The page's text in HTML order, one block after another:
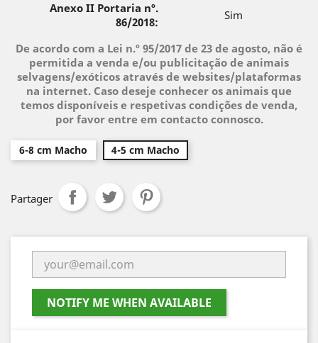
Anexo II Portaria nº.
86/2018:
Sim
De acordo com a Lei n.º 95/2017 de 23 de agosto, não é
permitida a venda e/ou publicitação de animais
selvagens/exóticos através de websites/plataformas
na internet. Caso deseje conhecer os animais que
temos disponíveis e respetivas condições de venda,
por favor entre em contacto connosco.
6-8 cm Macho 4-5 cm Macho
Partager
NOTIFY ME WHEN AVAILABLE